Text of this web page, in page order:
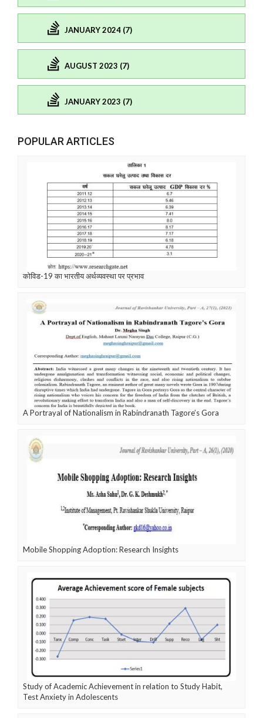
JANUARY 2024 (7)
AUGUST 2023 (7)
JANUARY 2023 (7)
POPULAR ARTICLES
कोविड-19 का भारतीय अर्थव्यवस्था पर प्रभाव
A Portrayal of Nationalism in Rabindranath Tagore’s Gora
Mobile Shopping Adoption: Research Insights
Study of Academic Achievement in relation to Study Habit,
Test Anxiety in Adolescents